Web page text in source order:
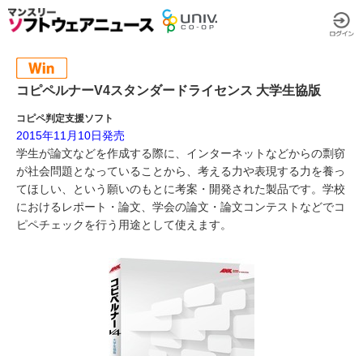
コピペルナーV4スタンダードライセンス 大学生協版
コピペ判定支援ソフト
2015年11月10日発売
学生が論文などを作成する際に、インターネットなどからの剽窃
が社会問題となっていることから、考える力や表現する力を養っ
てほしい、という願いのもとに考案・開発された製品です。学校
におけるレポート・論文、学会の論文・論文コンテストなどでコ
ピペチェックを行う用途として使えます。